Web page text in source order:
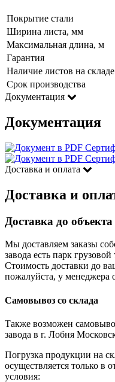
Покрытие стали
Ширина листа, мм
Максимальная длина, м
Гарантия
Наличие листов на складе
Срок производства
Документация
Документация
Доставка и оплата
Доставка и
Доставка до
Мы доставляем заказы
завода есть парк
Стоимость доставки до
пожалуйста, у менеджера
Самовывоз со склада
Также возможен
завода в г. Лобня
Погрузка продукции на
осуществляется только в
условия: